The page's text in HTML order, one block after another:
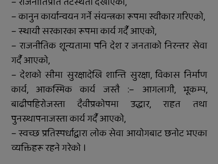
अपाङ्गता भएकी छात्राको शिक्षाबाट बन्चित
सुर्खेतमा लागुऔषधविरुद्ध सचेतना
कार्यक्रम
– कानुन कार्यान्वयन गर्ने संयन्त्रका रूपमा स्वीकार गरिएको,
– स्थायी सरकारका रूपमा कार्य गर्दै आएको,
– राजनीतिक शून्यतामा पनि देश र जनताको निरन्तर सेवा
गर्दै आएको,
– देशको सीमा सुरक्षादेखि शान्ति सुरक्षा, विकास निर्माण
कार्य, आकस्मिक कार्य जस्तै :– आगलागी, भूकम्प,
बाढीपहिरोजस्ता दैवीप्रकोपमा उद्धार, राहत तथा
पुनस्र्थापनाजस्ता कार्य गर्दै आएको,
– स्वच्छ प्रतिस्पर्धाद्वारा लोक सेवा आयोगबाट छनोट भएका
व्यक्तिहरू रहने गरेको ।